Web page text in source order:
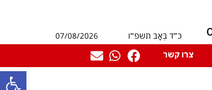
פתח
כ״ד בְּאָב תשפ״ו
07/08/2026
צרו קשר